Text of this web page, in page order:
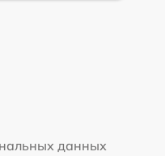
данных